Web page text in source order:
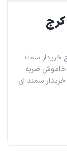
کرج
خریدار سمند
خاموش ضربه
خورده یا سالم و بدون مشکل خریدار سمند lx خریدار سمند ای